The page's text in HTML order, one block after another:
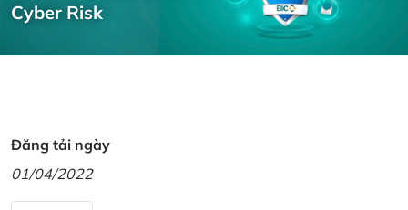
Cyber Risk
Đăng tải ngày
01/04/2022